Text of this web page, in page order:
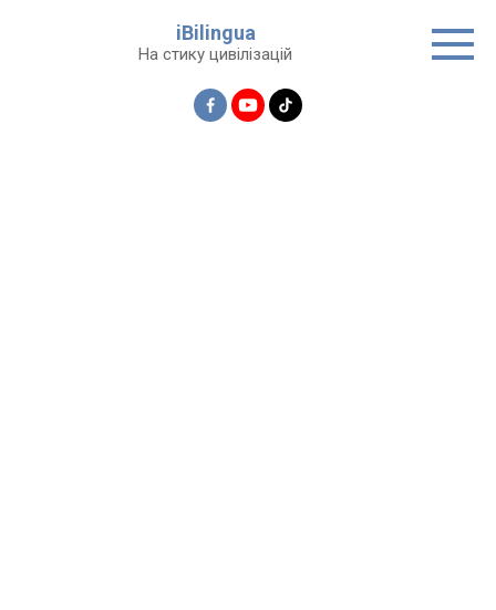
iBilingua
На стику цивілізацій